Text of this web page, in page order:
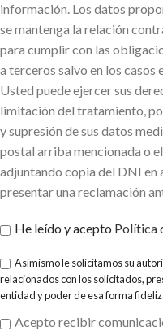
información. Los datos
se mantenga la relación
para cumplir con las
a terceros salvo en los casos
Usted puede ejercer sus
limitación del tratamiento,
y supresión de sus datos
postal arriba mencionada o
adjuntando copia del DNI en
presentar una reclamación
He leído y acepto Política
Asimismo le solicitamos su
relacionados con los solicitados,
entidad y poder de esa forma
Acepto recibir